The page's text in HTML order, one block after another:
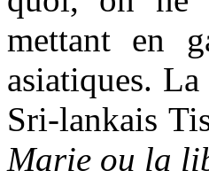
mettant en
asiatiques.
Sri-lankais
Marie ou la